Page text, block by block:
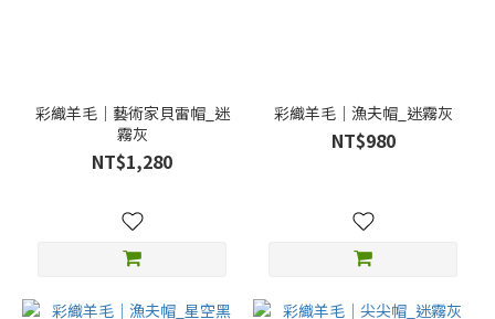
彩織羊毛｜藝術家貝雷帽_迷
霧灰
NT$1,280
彩織羊毛｜漁夫帽_迷霧灰
NT$980